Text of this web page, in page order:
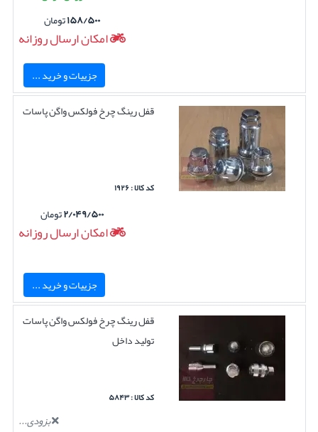
۱۵۸/۵۰۰تومان
امکان ارسال روزانه
جزییات و خرید ...
قفل رینگ چرخ فولکس واگن پاسات
کد کالا : ۱۹۲۶
۲/۰۴۹/۵۰۰تومان
امکان ارسال روزانه
جزییات و خرید ...
قفل رینگ چرخ فولکس واگن پاسات
تولید داخل
کد کالا : ۵۸۴۳
بزودی...